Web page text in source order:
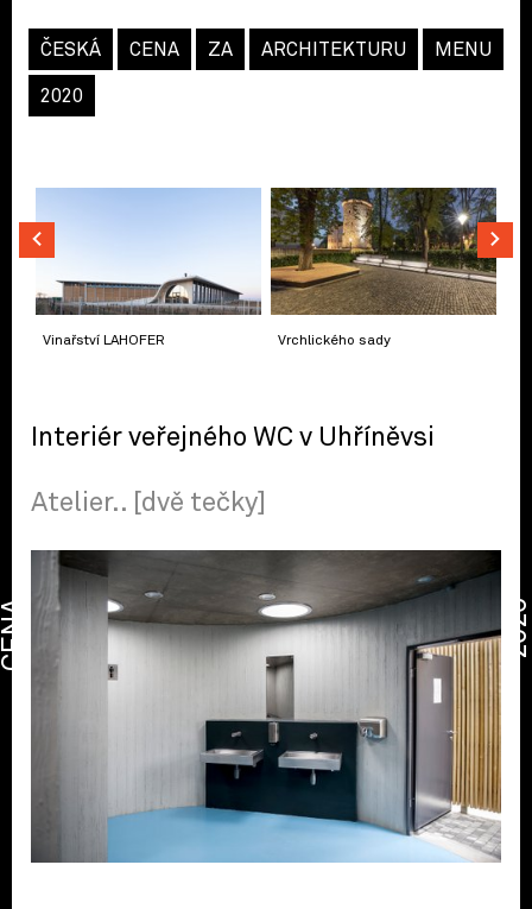
ČESKÁ CENA ZA ARCHITEKTURU
2020
MENU
Vinařství LAHOFER Vrchlického sady
Interiér veřejného WC v Uhříněvsi
Atelier.. [dvě tečky]
CENA 2026